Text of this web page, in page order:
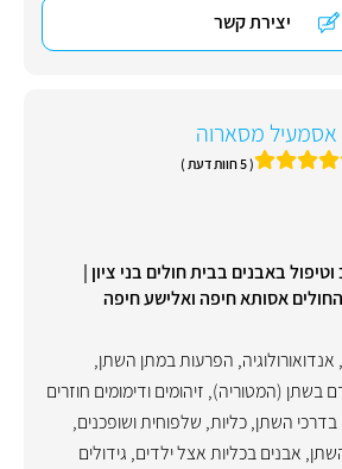
יצירת קשר
מסארוה
( 5 חוות דעת )
באבנים בבית חולים בני ציון |
אסותא חיפה ואלישע חיפה
, אנדואורולוגיה, הפרעות במתן השתן,
בשתן (המטוריה), זיהומים ודימומים חוזרים
בדרכי השתן, כליות, שלפוחית ושופכנים,
, אבנים בכליות אצל ילדים, גידולים